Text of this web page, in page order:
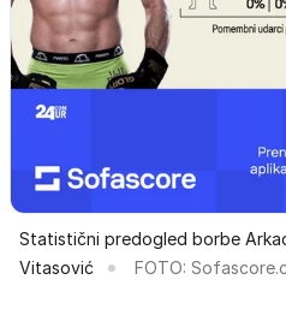
Statistični predogled borbe
Vitasović
FOTO: